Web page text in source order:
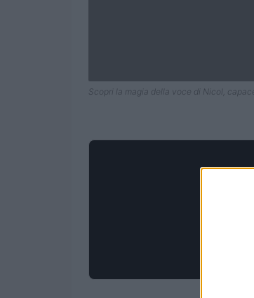
Scopri la magia della voce di Nicol,